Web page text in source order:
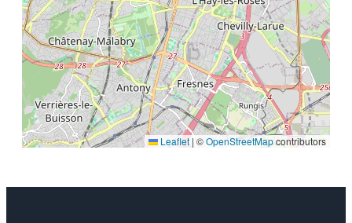
Leaflet | ©OpenStreetMapcontributors